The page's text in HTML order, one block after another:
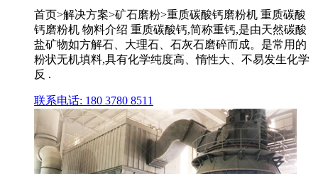
首页>解决方案>矿石磨粉>重质碳酸钙磨粉机 重质碳酸
钙磨粉机 物料介绍 重质碳酸钙,简称重钙,是由天然碳酸
盐矿物如方解石、大理石、石灰石磨碎而成。是常用的
粉状无机填料,具有化学纯度高、惰性大、不易发生化学
反 .
联系电话: 180 3780 8511